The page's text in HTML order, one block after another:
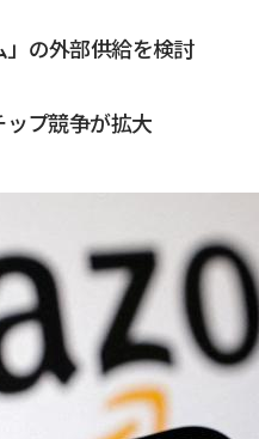
の外部供給を検討
プ競争が拡大